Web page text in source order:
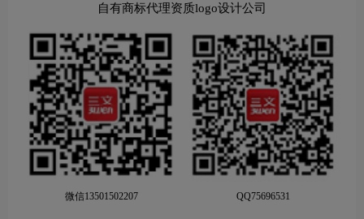
自有商标代理资质logo设计公司
微信13501502207 QQ75696531